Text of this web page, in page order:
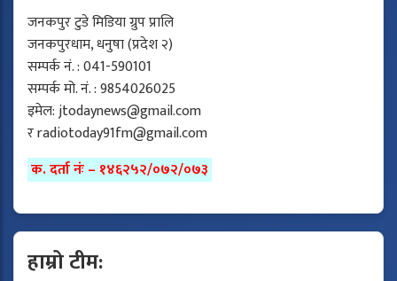
जनकपुर टुडे मिडिया ग्रुप प्रालि
जनकपुरधाम, धनुषा (प्रदेश २)
सम्पर्क नं. : 041-590101
सम्पर्क मो. नं. : 9854026025
इमेल:jtodaynews@gmail.com
रradiotoday91fm@gmail.com
क. दर्ता नंः – १४६२५२/०७२/०७३
हाम्रो टीम: